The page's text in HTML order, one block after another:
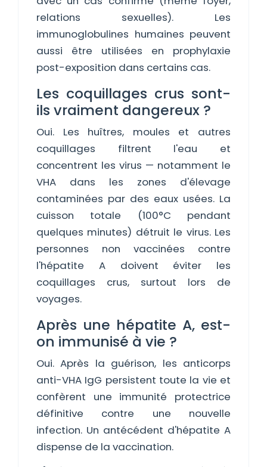
relations sexuelles). Les
immunoglobulines humaines peuvent
aussi être utilisées en prophylaxie
post-exposition dans certains cas.
Les coquillages crus sont-
ils vraiment dangereux ?
Oui. Les huîtres, moules et autres
coquillages filtrent l'eau et
concentrent les virus — notamment le
VHA dans les zones d'élevage
contaminées par des eaux usées. La
cuisson totale (100°C pendant
quelques minutes) détruit le virus. Les
personnes non vaccinées contre
l'hépatite A doivent éviter les
coquillages crus, surtout lors de
voyages.
Après une hépatite A, est-
on immunisé à vie ?
Oui. Après la guérison, les anticorps
anti-VHA IgG persistent toute la vie et
confèrent une immunité protectrice
définitive contre une nouvelle
infection. Un antécédent d'hépatite A
dispense de la vaccination.